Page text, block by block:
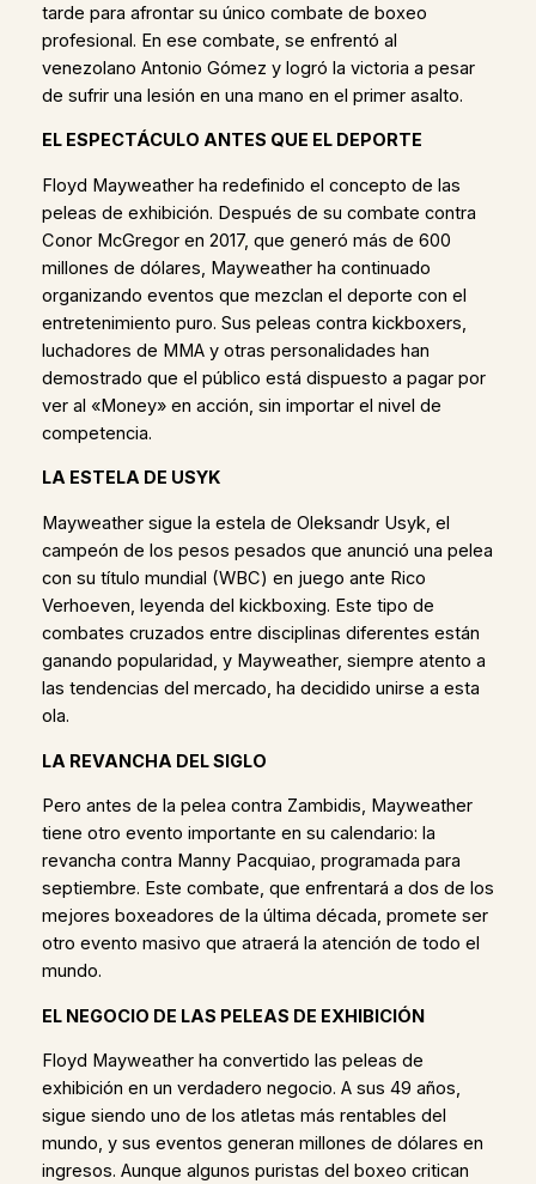
tarde para afrontar su único combate de boxeo
profesional. En ese combate, se enfrentó al
venezolano Antonio Gómez y logró la victoria a pesar
de sufrir una lesión en una mano en el primer asalto.
EL ESPECTÁCULO ANTES QUE EL DEPORTE
Floyd Mayweather ha redefinido el concepto de las
peleas de exhibición. Después de su combate contra
Conor McGregor en 2017, que generó más de 600
millones de dólares, Mayweather ha continuado
organizando eventos que mezclan el deporte con el
entretenimiento puro. Sus peleas contra kickboxers,
luchadores de MMA y otras personalidades han
demostrado que el público está dispuesto a pagar por
ver al «Money» en acción, sin importar el nivel de
competencia.
LA ESTELA DE USYK
Mayweather sigue la estela de Oleksandr Usyk, el
campeón de los pesos pesados que anunció una pelea
con su título mundial (WBC) en juego ante Rico
Verhoeven, leyenda del kickboxing. Este tipo de
combates cruzados entre disciplinas diferentes están
ganando popularidad, y Mayweather, siempre atento a
las tendencias del mercado, ha decidido unirse a esta
ola.
LA REVANCHA DEL SIGLO
Pero antes de la pelea contra Zambidis, Mayweather
tiene otro evento importante en su calendario: la
revancha contra Manny Pacquiao, programada para
septiembre. Este combate, que enfrentará a dos de los
mejores boxeadores de la última década, promete ser
otro evento masivo que atraerá la atención de todo el
mundo.
EL NEGOCIO DE LAS PELEAS DE EXHIBICIÓN
Floyd Mayweather ha convertido las peleas de
exhibición en un verdadero negocio. A sus 49 años,
sigue siendo uno de los atletas más rentables del
mundo, y sus eventos generan millones de dólares en
ingresos. Aunque algunos puristas del boxeo critican